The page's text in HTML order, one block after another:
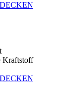
Kraftstoff